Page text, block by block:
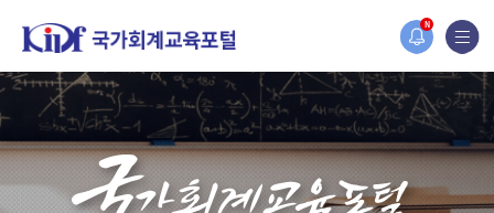
N
홈페이지가 새롭게 개편되었습니다.
한국조세재정연구원홈페이지가 새롭게 개설되었습니다.